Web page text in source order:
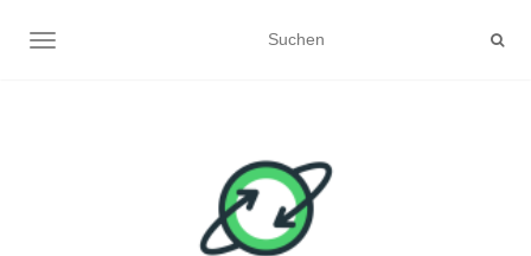
NAVIGATION UMSCHALTEN